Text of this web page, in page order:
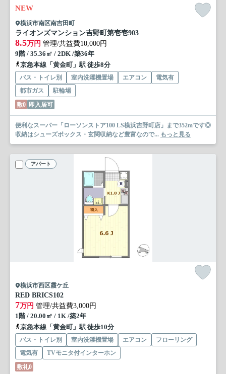
NEW
横浜市南区南吉田町
ライオンズマンション吉野町第壱壱903
8.5万円 管理/共益費10,000円
9階 / 35.36㎡ / 2DK /築36年
京急本線「黄金町」駅 徒歩8分
バス・トイレ別 室内洗濯機置場 エアコン
電気有
都市ガス
駐輪場
敷0 即入居可
便利なスーパー「ローソンストア100 LS横浜吉野町店」まで352mです◎
収納はシューズボックス・玄関収納など豊富なので... もっと見る
アパート
横浜市西区霞ケ丘
RED BRICS102
7万円 管理/共益費3,000円
1階 / 20.00㎡ / 1K /築2年
京急本線「黄金町」駅 徒歩10分
バス・トイレ別 室内洗濯機置場 エアコン
フローリング
電気有
TVモニタ付インターホン
敷礼0